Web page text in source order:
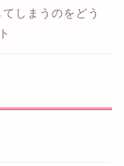
しまうのをどう